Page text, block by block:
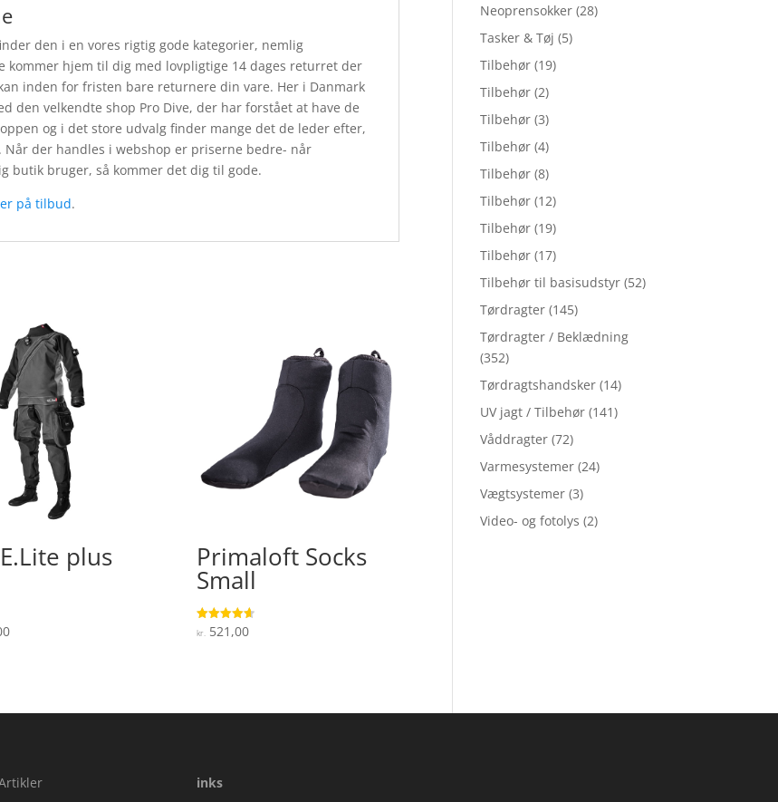
den i en vores rigtig gode kategorier, nemlig
kommer hjem til dig med lovpligtige 14 dages returret der
inden for fristen bare returnere din vare. Her i Danmark
den velkendte shop Pro Dive, der har forstået at have de
og i det store udvalg finder mange det de leder efter,
der handles i webshop er priserne bedre- når
butik bruger, så kommer det dig til gode.
på tilbud.
plus Primaloft Socks
Small
Vurderet
4.7
kr.521,00
Neoprensokker (28)
Tasker & Tøj (5)
Tilbehør (19)
Tilbehør (2)
Tilbehør (3)
Tilbehør (4)
Tilbehør (8)
Tilbehør (12)
Tilbehør (19)
Tilbehør (17)
Tilbehør til basisudstyr (52)
Tørdragter (145)
Tørdragter / Beklædning
(352)
Tørdragtshandsker (14)
UV jagt / Tilbehør (141)
Våddragter (72)
Varmesystemer (24)
Vægtsystemer (3)
Video- og fotolys (2)
inks